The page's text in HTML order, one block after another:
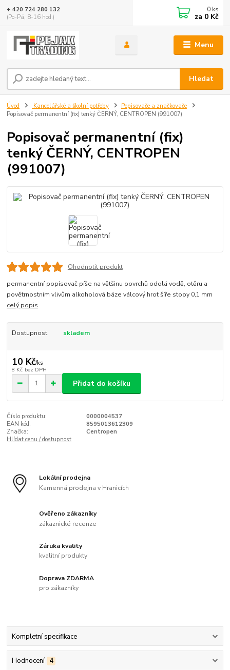
Menu
Hledat
+ 420 724 280 132
(Po-Pá, 8-16 hod.)
0 ks
za 0 Kč
Úvod Kancelářské a školní potřeby
Popisovače a značkovače
Popisovač permanentní (fix) tenký ČERNÝ, CENTROPEN (991007)
Popisovač permanentní (fix)
tenký ČERNÝ, CENTROPEN
(991007)
Ohodnotit produkt
permanentní popisovač píše na většinu povrchů odolá vodě, otěru a
povětrnostním vlivům alkoholová báze válcový hrot šíře stopy 0,1 mm
celý popis
Dostupnost skladem
10 Kč/ks
8 Kč bez DPH
Přidat do košíku
Číslo produktu:
0000004537
EAN kód:
8595013612309
Značka:
Centropen
Hlídat cenu / dostupnost
Lokální prodejna
Kamenná prodejna v Hranicích
Ověřeno zákazníky
zákaznické recenze
Záruka kvality
kvalitní produkty
Doprava ZDARMA
pro zákazníky
Kompletní specifikace
Hodnocení 4